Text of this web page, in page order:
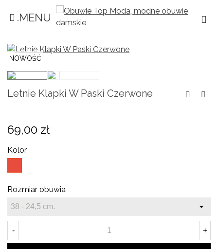
((label))
Musisz być zalogowany by zapisać produkty
MENU
NOWOŚĆ
Letnie Klapki W Paski Czerwone
69,00 zł
Kolor
Rozmiar obuwia
- +